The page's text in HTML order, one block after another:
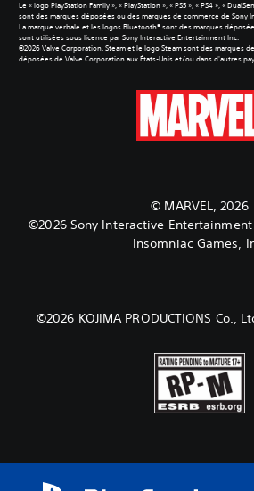
Le « logo PlayStation Family », « PlayStation », « PS5 », « PS4 », «
sont des marques déposées ou des marques de commerce de Sony
La marque verbale et les logos Bluetooth® sont des marques
sont utilisées sous licence par Sony Interactive Entertainment Inc.
©2026 Valve Corporation. Steam et le logo Steam sont des marques
déposées de Valve Corporation aux États-Unis et/ou dans d'autres
© MARVEL, 2026
©2026 Sony Interactive
Insomniac Games,
©2026 KOJIMA PRODUCTIONS Co.,